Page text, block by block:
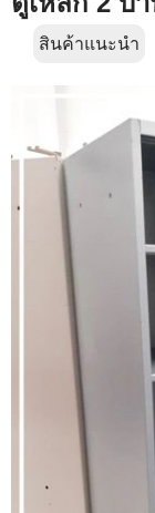
สินค้าแนะนำ